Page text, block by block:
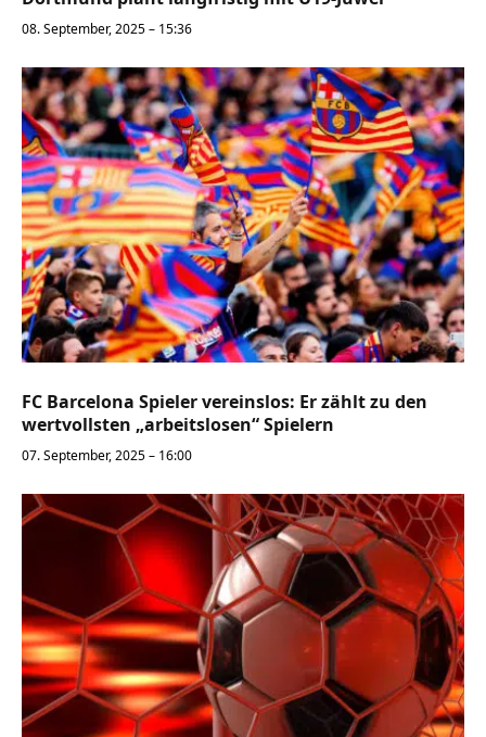
08. September, 2025 – 15:36
FC Barcelona Spieler vereinslos: Er zählt zu den
wertvollsten „arbeitslosen“ Spielern
07. September, 2025 – 16:00